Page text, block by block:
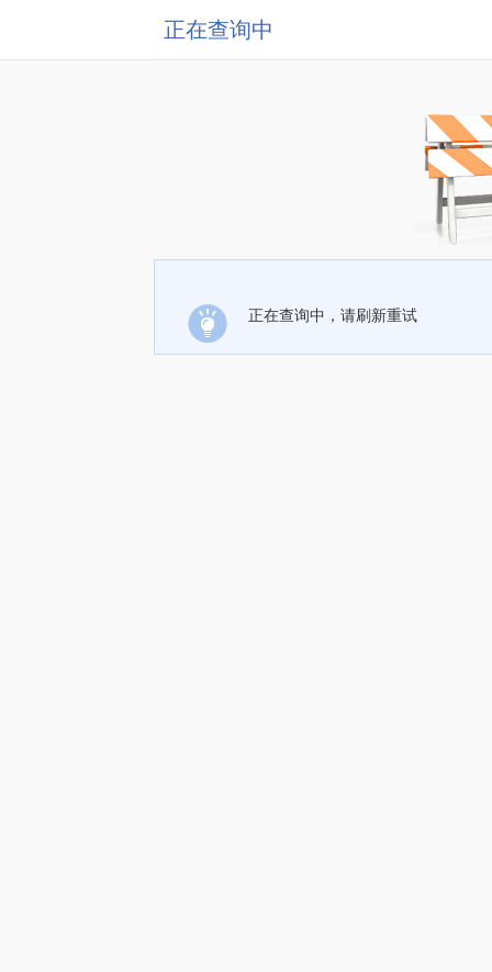
正在查询中
正在查询中，请刷新重试